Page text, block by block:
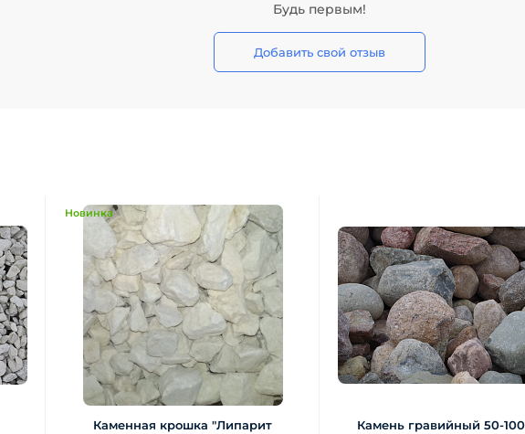
Будь первым!
Добавить свой отзыв
Новинка
Каменная крошка "Липарит
Камень гравийный 50-100